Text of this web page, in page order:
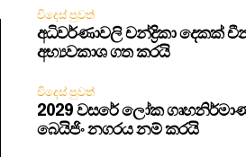
විදෙස් පුවත්
අධිවර්ණාවලි චන්ද්‍රිකා දෙකක්
අභ්‍යවකාශ ගත කරයි
විදෙස් පුවත්
2029 වසරේ ලෝක
බෙයිජිං නගරය නම් කරයි